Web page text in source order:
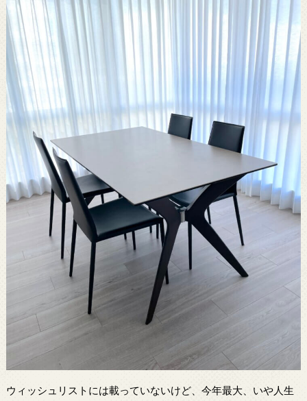
ウィッシュリストには載っていないけど、今年最大、いや人生